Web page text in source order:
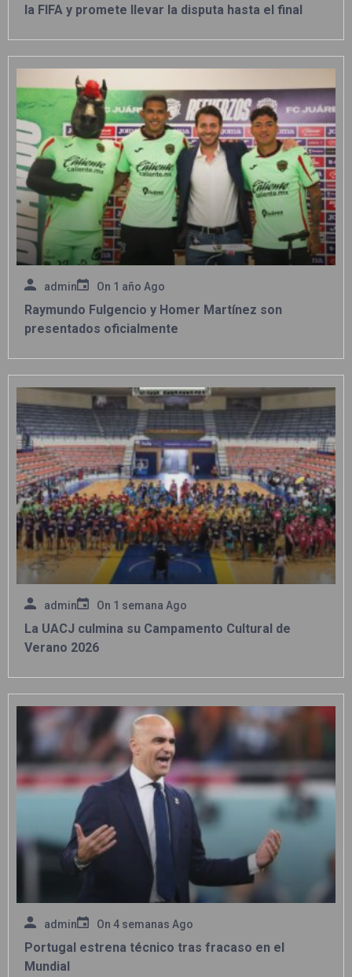
la FIFA y promete llevar la disputa hasta el final
admin On 1 año Ago
Raymundo Fulgencio y Homer Martínez son
presentados oficialmente
admin On 1 semana Ago
La UACJ culmina su Campamento Cultural de
Verano 2026
admin On 4 semanas Ago
Portugal estrena técnico tras fracaso en el
Mundial